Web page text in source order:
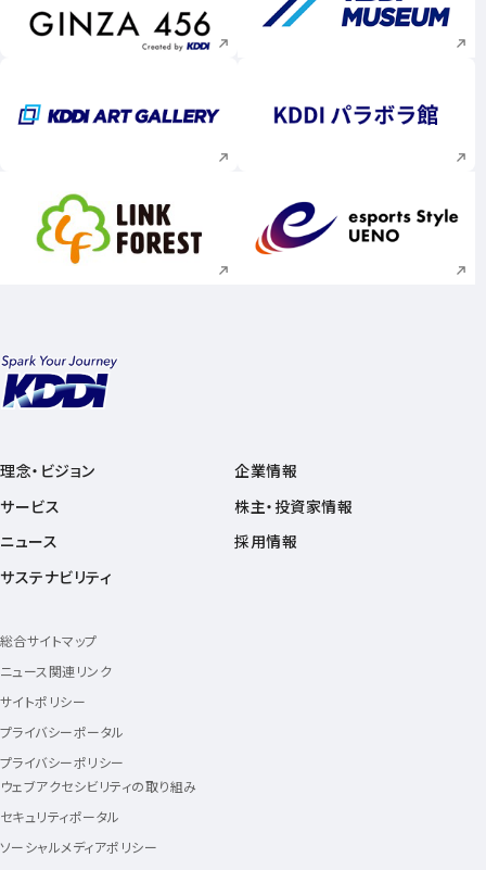
新規ウィンドウで開く 新規ウィンドウで
新規ウィンドウで開く 新規ウィンドウで
新規ウィンドウで開く 新規ウィンドウで
理念・ビジョン
サービス
ニュース
サステナビリティ
企業情報
株主・投資家情報
採用情報
総合サイトマップ
ニュース関連リンク
サイトポリシー
プライバシーポータル
プライバシーポリシー
ウェブアクセシビリティの取り組み
セキュリティポータル
ソーシャルメディアポリシー